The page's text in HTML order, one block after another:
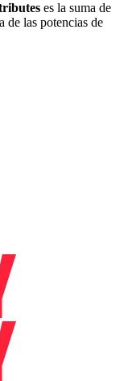
es la suma de
de las potencias de